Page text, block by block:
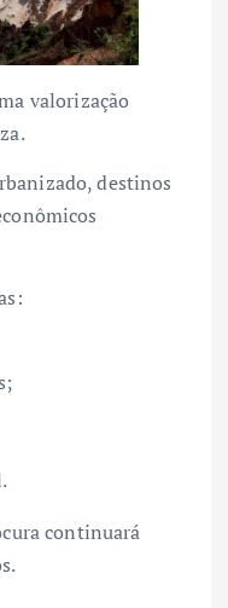
valorização
destinos
continuará